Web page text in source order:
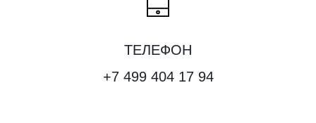
ТЕЛЕФОН
+7 499 404 17 94